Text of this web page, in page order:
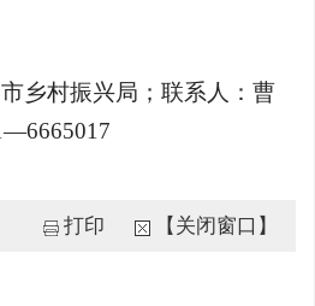
乡村振兴局；联系人：曹
打印 【关闭窗口】